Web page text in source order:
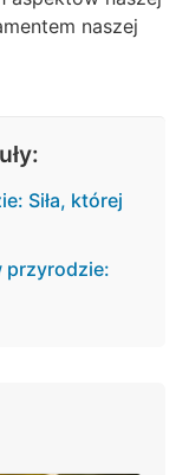
naszej
Siła, której
przyrodzie: